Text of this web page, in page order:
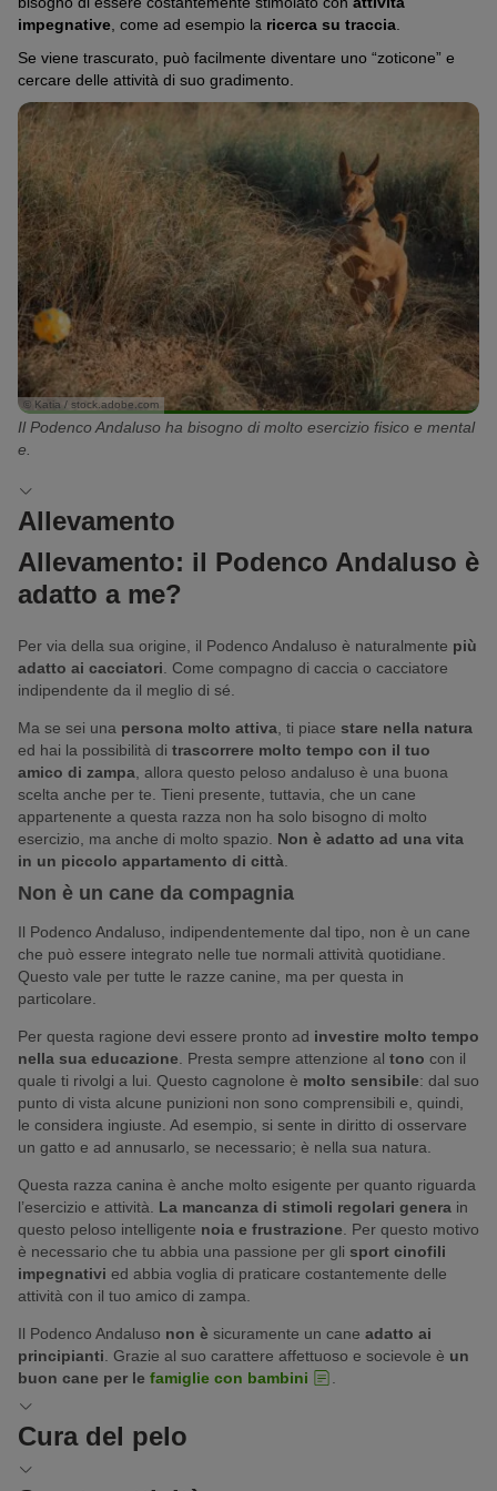
impegnative, come ad esempio la ricerca su traccia.
Se viene trascurato, può facilmente diventare uno “zoticone” e
cercare delle attività di suo gradimento.
© Katia / stock.adobe.com
Il Podenco Andaluso ha bisogno di molto esercizio fisico e mental
e.
Allevamento
Allevamento: il Podenco Andaluso è
adatto a me?
Per via della sua origine, il Podenco Andaluso è naturalmente più
adatto ai cacciatori . Come compagno di caccia o cacciatore
indipendente da il meglio di sé.
Ma se sei una persona molto attiva , ti piace stare nella natura
ed hai la possibilità di trascorrere molto tempo con il tuo
amico di zampa , allora questo peloso andaluso è una buona
scelta anche per te. Tieni presente, tuttavia, che un cane
appartenente a questa razza non ha solo bisogno di molto
esercizio, ma anche di molto spazio. Non è adatto ad una vita
in un piccolo appartamento di città
Non è un cane da compagnia
Il Podenco Andaluso, indipendentemente dal tipo, non è un cane
che può essere integrato nelle tue normali attività quotidiane.
Questo vale per tutte le razze canine, ma per questa in
particolare.
Per questa ragione devi essere pronto ad investire molto tempo
nella sua educazione . Presta sempre attenzione al tono con il
quale ti rivolgi a lui. Questo cagnolone è molto sensibile: dal suo
punto di vista alcune punizioni non sono comprensibili e, quindi,
le considera ingiuste. Ad esempio, si sente in diritto di osservare
un gatto e ad annusarlo, se necessario; è nella sua natura.
Questa razza canina è anche molto esigente per quanto riguarda
l’esercizio e attività. La mancanza di stimoli regolari genera in
questo peloso intelligente noia e frustrazione . Per questo motivo
è necessario che tu abbia una passione per gli sport cinofili
impegnativi ed abbia voglia di praticare costantemente delle
attività con il tuo amico di zampa.
Il Podenco Andaluso non è sicuramente un cane adatto ai
principianti . Grazie al suo carattere affettuoso e socievole è un
buon cane per le famiglie con bambini
Cura del pelo
Cura del pelo: bastano poche